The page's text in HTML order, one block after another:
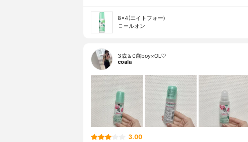
8×4(エイトフォー)
ロールオン
3歳＆0歳boy×OL🤍
coala
3.00